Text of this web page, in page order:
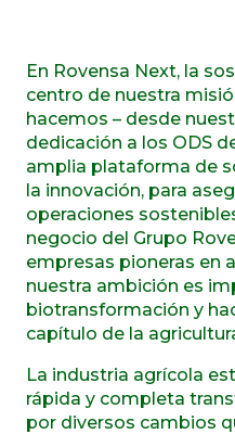
En Rovensa Next, la
centro de nuestra
hacemos – desde
dedicación a los ODS
amplia plataforma de
la innovación, para
operaciones
negocio del Grupo
empresas pioneras en
nuestra ambición es
biotransformación y
capítulo de la
La industria agrícola
rápida y completa
por diversos cambios